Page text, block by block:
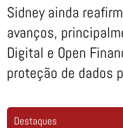
Sidney ainda
avanços,
Digital e Open
proteção de dados
Destaques